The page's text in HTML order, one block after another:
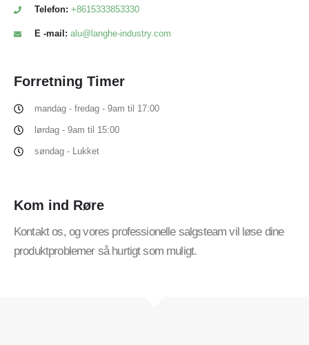
Telefon: +8615333853330
E -mail: alu@langhe-industry.com
Forretning Timer
mandag - fredag - 9am til 17:00
lørdag - 9am til 15:00
søndag - Lukket
Kom ind Røre
Kontakt os, og vores professionelle salgsteam vil løse dine
produktproblemer så hurtigt som muligt.